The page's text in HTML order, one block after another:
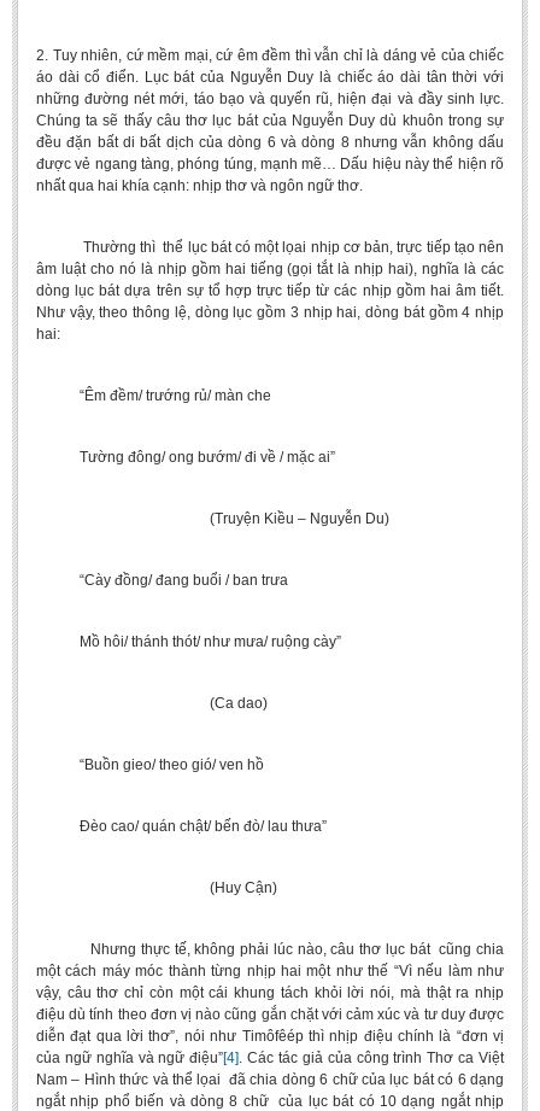
2. Tuy nhiên, cứ mềm mại, cứ êm đềm thì vẫn chỉ là dáng vẻ của chiếc
áo dài cổ điển. Lục bát của Nguyễn Duy là chiếc áo dài tân thời với
những đường nét mới, táo bạo và quyến rũ, hiện đại và đầy sinh lực.
Chúng ta sẽ thấy câu thơ lục bát của Nguyễn Duy dù khuôn trong sự
đều đặn bất di bất dịch của dòng 6 và dòng 8 nhưng vẫn không dấu
được vẻ ngang tàng, phóng túng, mạnh mẽ… Dấu hiệu này thể hiện rõ
nhất qua hai khía cạnh: nhịp thơ và ngôn ngữ thơ.
Thường thì thể lục bát có một lọai nhịp cơ bản, trực tiếp tạo nên
âm luật cho nó là nhịp gồm hai tiếng (gọi tắt là nhịp hai), nghĩa là các
dòng lục bát dựa trên sự tổ hợp trực tiếp từ các nhịp gồm hai âm tiết.
Như vậy, theo thông lệ, dòng lục gồm 3 nhịp hai, dòng bát gồm 4 nhịp
hai:
“Êm đềm/ trướng rủ/ màn che
Tường đông/ ong bướm/ đi về / mặc ai”
(Truyện Kiều – Nguyễn Du)
“Cày đồng/ đang buổi / ban trưa
Mồ hôi/ thánh thót/ như mưa/ ruộng cày”
(Ca dao)
“Buồn gieo/ theo gió/ ven hồ
Đèo cao/ quán chật/ bến đò/ lau thưa”
(Huy Cận)
Nhưng thực tế, không phải lúc nào, câu thơ lục bát cũng chia
một cách máy móc thành từng nhịp hai một như thế “Vì nếu làm như
vậy, câu thơ chỉ còn một cái khung tách khỏi lời nói, mà thật ra nhịp
điệu dù tính theo đơn vị nào cũng gắn chặt với cảm xúc và tư duy được
diễn đạt qua lời thơ”, nói như Timôfêép thì nhịp điệu chính là “đơn vị
của ngữ nghĩa và ngữ điệu”[4]. Các tác giả của công trình Thơ ca Việt
Nam – Hình thức và thể lọai đã chia dòng 6 chữ của lục bát có 6 dạng
ngắt nhịp phổ biến và dòng 8 chữ của lục bát có 10 dạng ngắt nhịp